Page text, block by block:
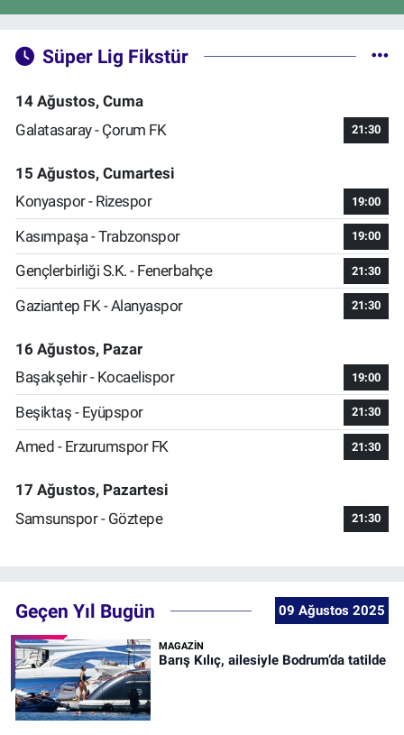
Süper Lig Fikstür
14 Ağustos, Cuma
Galatasaray - Çorum FK
21:30
15 Ağustos, Cumartesi
Konyaspor - Rizespor
19:00
Kasımpaşa - Trabzonspor 19:00
Gençlerbirliği S.K. - Fenerbahçe 21:30
Gaziantep FK - Alanyaspor 21:30
16 Ağustos, Pazar
Başakşehir - Kocaelispor
19:00
Beşiktaş - Eyüpspor 21:30
Amed - Erzurumspor FK 21:30
17 Ağustos, Pazartesi
Samsunspor - Göztepe
21:30
Geçen Yıl Bugün 09 Ağustos 2025
MAGAZİN
Barış Kılıç, ailesiyle Bodrum’da tatilde